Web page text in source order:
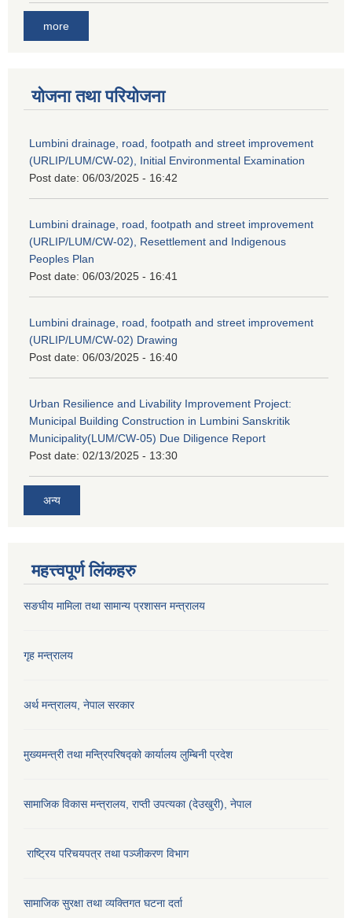
more
योजना तथा परियोजना
Lumbini drainage, road, footpath and street improvement
(URLIP/LUM/CW-02), Initial Environmental Examination
Post date: 06/03/2025 - 16:42
Lumbini drainage, road, footpath and street improvement
(URLIP/LUM/CW-02), Resettlement and Indigenous
Peoples Plan
Post date: 06/03/2025 - 16:41
Lumbini drainage, road, footpath and street improvement
(URLIP/LUM/CW-02) Drawing
Post date: 06/03/2025 - 16:40
Urban Resilience and Livability Improvement Project:
Municipal Building Construction in Lumbini Sanskritik
Municipality(LUM/CW-05) Due Diligence Report
Post date: 02/13/2025 - 13:30
अन्य
महत्त्वपूर्ण लिंकहरु
सङघीय मामिला तथा सामान्य प्रशासन मन्‍त्रालय
गृह मन्त्रालय
अर्थ मन्त्रालय, नेपाल सरकार
मुख्यमन्त्री तथा मन्त्रिपरिषद्को कार्यालय लुम्बिनी प्रदेश
सामाजिक विकास मन्‍‍त्रालय, राप्ती उपत्यका (देउखुरी), नेपाल
राष्ट्रिय परिचयपत्र तथा पञ्जीकरण विभाग
सामाजिक सुरक्षा तथा व्यक्तिगत घटना दर्ता